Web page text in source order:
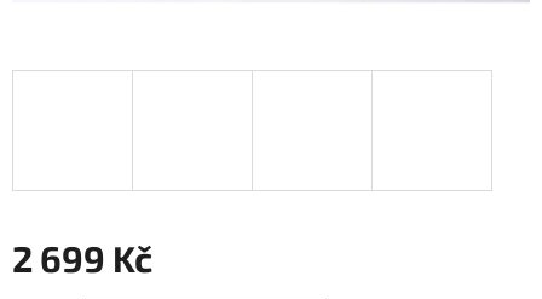
2 699 Kč